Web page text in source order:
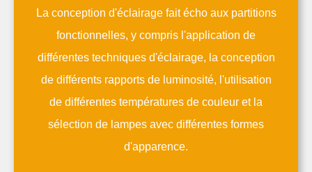
La conception d'éclairage fait écho aux partitions
fonctionnelles, y compris l'application de
différentes techniques d'éclairage, la conception
de différents rapports de luminosité, l'utilisation
de différentes températures de couleur et la
sélection de lampes avec différentes formes
d'apparence.